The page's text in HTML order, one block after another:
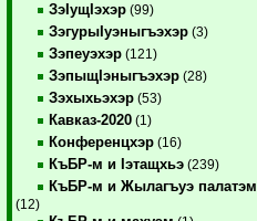
ЗэIущIэхэр (99)
ЗэгурыIуэныгъэхэр (3)
Зэпеуэхэр (121)
ЗэпыщIэныгъэхэр (28)
Зэхыхьэхэр (53)
Кавказ-2020 (1)
Конференцхэр (16)
КъБР-м и Iэтащхьэ (239)
КъБР-м и Жылагъуэ палатэм
(12)